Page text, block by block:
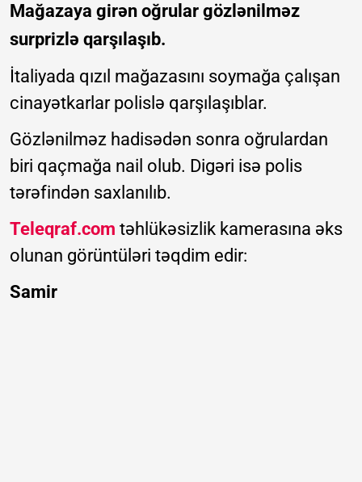
Mağazaya girən oğrular gözlənilməz
surprizlə qarşılaşıb.
İtaliyada qızıl mağazasını soymağa çalışan
cinayətkarlar polislə qarşılaşıblar.
Gözlənilməz hadisədən sonra oğrulardan
biri qaçmağa nail olub. Digəri isə polis
tərəfindən saxlanılıb.
Teleqraf.com təhlükəsizlik kamerasına əks
olunan görüntüləri təqdim edir:
Samir